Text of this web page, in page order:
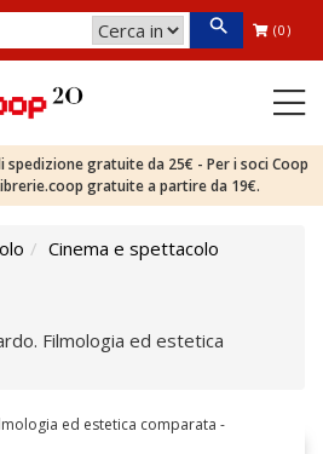
(0)
spedizione gratuite da 25€ - Per i soci Coop
gratuite a partire da 19€.
Cinema e spettacolo
Filmologia ed estetica